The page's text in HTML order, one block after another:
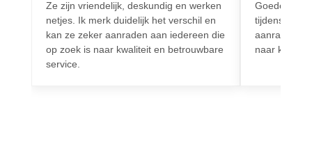
Ze zijn vriendelijk, deskundig en werken
netjes. Ik merk duidelijk het verschil en
kan ze zeker aanraden aan iedereen die
op zoek is naar kwaliteit en betrouwbare
service.
Goede
tijdens het
aanrader
naar